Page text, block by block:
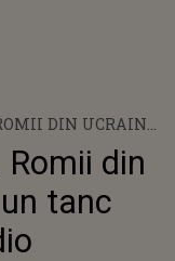
DIN UCRAINA
AUDIO din
tanc